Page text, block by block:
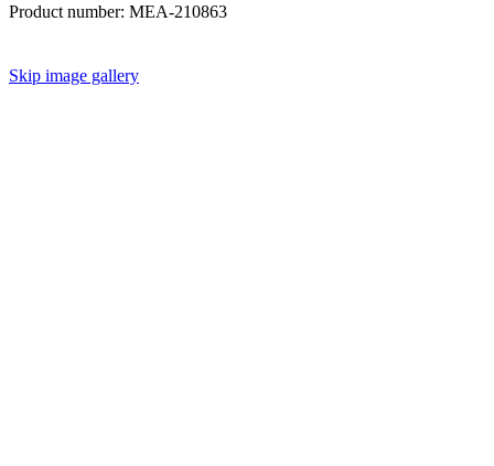
Product number: MEA-210863
Skip image gallery